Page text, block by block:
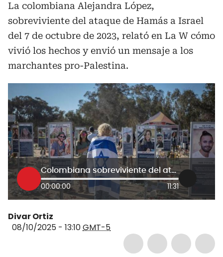
La colombiana Alejandra López,
sobreviviente del ataque de Hamás a Israel
del 7 de octubre de 2023, relató en La W cómo
vivió los hechos y envió un mensaje a los
marchantes pro-Palestina.
Colombiana sobreviviente del ataque de Hamás a Israel del 7 de octubre de 2023 relató los hechos en La W
00:00:00 11:31
Divar Ortiz
08/10/2025 - 13:10GMT-5